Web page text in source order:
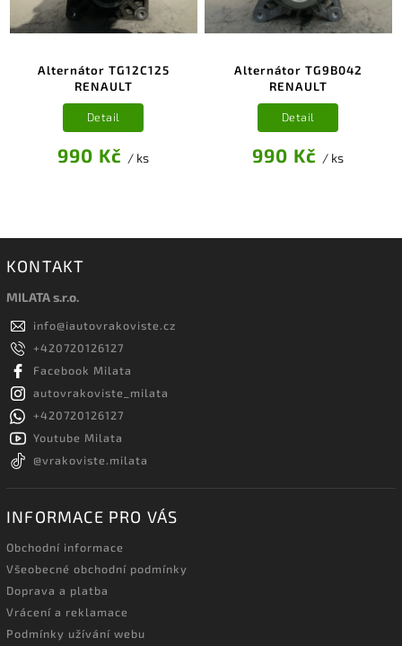
Alternátor TG12C125
RENAULT
990 Kč / ks
Detail
Alternátor TG9B042
RENAULT
990 Kč / ks
Detail
KONTAKT
MILATA s.r.o.
info@iautovrakoviste.cz
+420720126127
Facebook Milata
autovrakoviste_milata
+420720126127
Youtube Milata
@vrakoviste.milata
INFORMACE PRO VÁS
Obchodní informace
Všeobecné obchodní podmínky
Doprava a platba
Vrácení a reklamace
Podmínky užívání webu